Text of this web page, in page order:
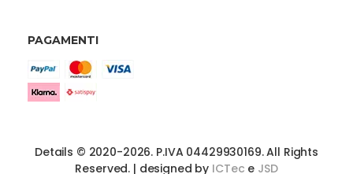
PAGAMENTI
Details © 2020-2026. P.IVA 04429930169. All Rights
Reserved. | designed by ICTec e JSD